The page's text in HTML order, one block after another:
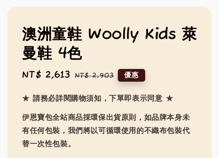
澳洲童鞋 Woolly Kids 萊
曼鞋 4色
Sale
NT$ 2,613 Regular
NT$ 2,903 優惠
★ 請務必詳閱購物須知，下單即表示同意 ★
伊恩寶包全站商品採環保出貨原則，如品牌本身未
有任何包裝，我們將以可循環使用的不織布包裝代
替一次性包裝。